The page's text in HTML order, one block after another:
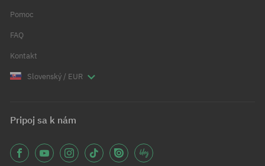
Pomoc
FAQ
Kontakt
Slovenský / EUR
Pripoj sa k nám